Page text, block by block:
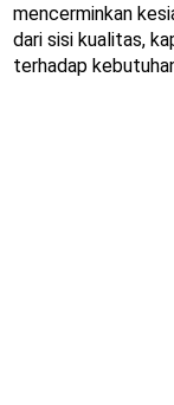
mencerminkan
dari sisi kualitas,
terhadap